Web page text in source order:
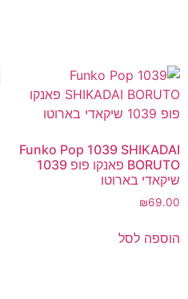
Funko Pop 1039 SHIKADAI
BORUTO פאנקו פופ 1039
שיקאדי בארוטו
₪69.00
הוספה לסל